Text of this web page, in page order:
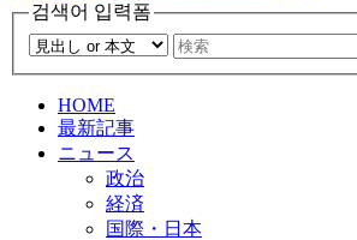
검색어 입력폼
HOME
最新記事
ニュース
政治
経済
国際・日本